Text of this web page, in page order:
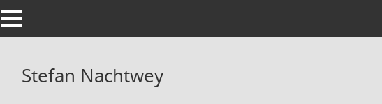
Toggle navigation
Stefan Nachtwey